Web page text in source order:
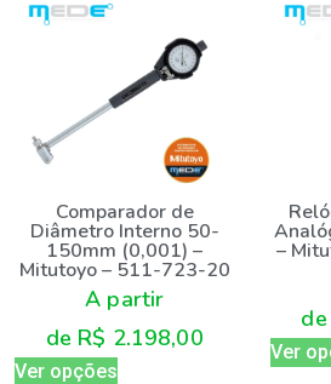
Comparador de
Diâmetro Interno 50-
150mm (0,001) –
Mitutoyo – 511-723-20
A partir
de R$ 2.198,00
Ver opções
–
de
Ver